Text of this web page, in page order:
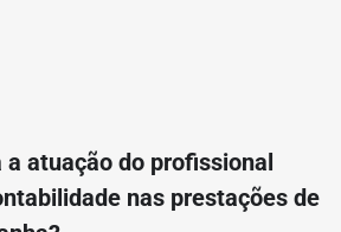
a atuação do profissional
nas prestações de